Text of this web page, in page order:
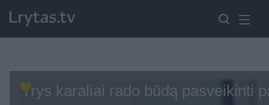
Trys karaliai rado būdą pasveikinti
Paremkite Ukrainą